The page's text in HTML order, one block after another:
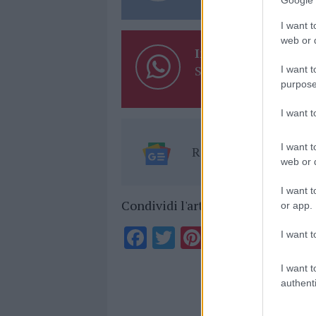
I want
web or
I want
I want
I want
web or
I want
or app.
I want
I want
Inviaci le tue
Su WhatsApp al
Ricevi le nostre
Condividi l'articolo
F T
Articolo